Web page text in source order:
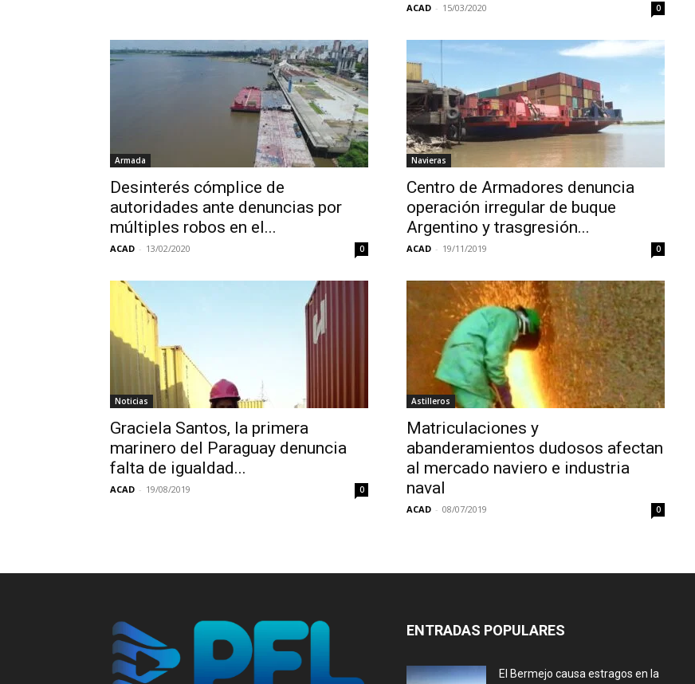
ACAD - 15/03/2020 0
Armada
Desinterés cómplice de
autoridades ante denuncias por
múltiples robos en el...
ACAD - 13/02/2020 0
Navieras
Centro de Armadores denuncia
operación irregular de buque
Argentino y trasgresión...
ACAD - 19/11/2019 0
Noticias
Graciela Santos, la primera
marinero del Paraguay denuncia
falta de igualdad...
ACAD - 19/08/2019 0
Astilleros
Matriculaciones y
abanderamientos dudosos afectan
al mercado naviero e industria
naval
ACAD - 08/07/2019 0
ENTRADAS POPULARES
El Bermejo causa estragos en la